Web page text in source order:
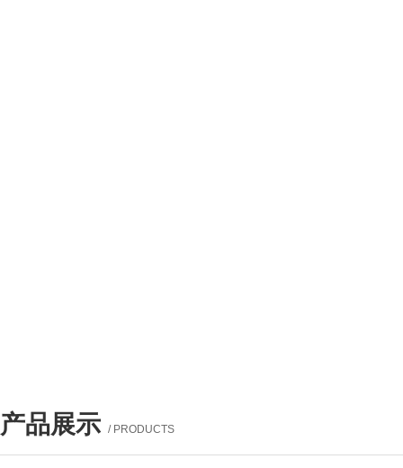
产品展示 / PRODUCTS